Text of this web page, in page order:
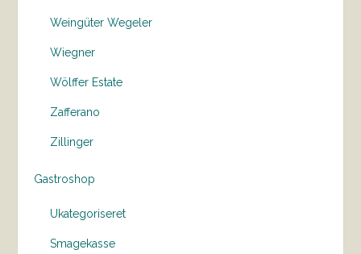
Weingüter Wegeler
Wiegner
Wölffer Estate
Zafferano
Zillinger
Gastroshop
Ukategoriseret
Smagekasse